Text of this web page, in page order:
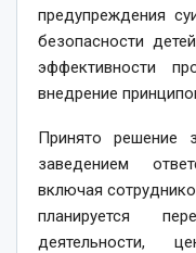
предупреждения
безопасности
эффективности
внедрение
Принято решение
заведением
включая
планируется
деятельности,